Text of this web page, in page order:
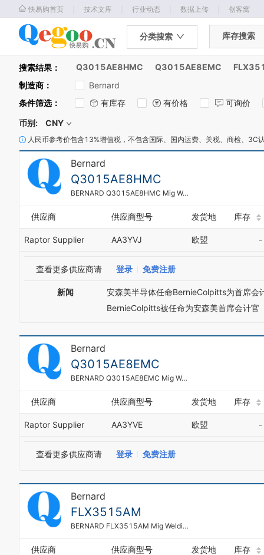
快易购首页 技术文库 行业动态 数据上传 创客窝
分类搜索 库存搜索
搜索结果： Q3015AE8HMC Q3015AE8EMC
制造商 ：
Bernard
条件筛选： 有库存 有价格
可询价
币别:
CNY
人民币参考价包含13%增值税，不包含国际、国内运费、关税、商检、3C
Bernard
Q3015AE8HMC
BERNARD Q3015AE8HMC Mig Welding Gun 300 A 15 Feet Length Miller
供应商 供应商型号 发货地 库存
Raptor Supplier AA3YVJ 欧盟 -
查看更多供应商请 登录 免费注册
新闻
安森美半导体任命BernieColpitts为首席会
BernieColpitts被任命为安森美首席会计官
Bernard
Q3015AE8EMC
BERNARD Q3015AE8EMC Mig Welding Gun 300 A 15 Feet Length Miller
供应商 供应商型号 发货地 库存
Raptor Supplier AA3YVE 欧盟 -
查看更多供应商请 登录 免费注册
Bernard
FLX3515AM
BERNARD FLX3515AM Mig Welding Gun 350 A 15 Feet Length Miller
供应商 供应商型号 发货地 库存